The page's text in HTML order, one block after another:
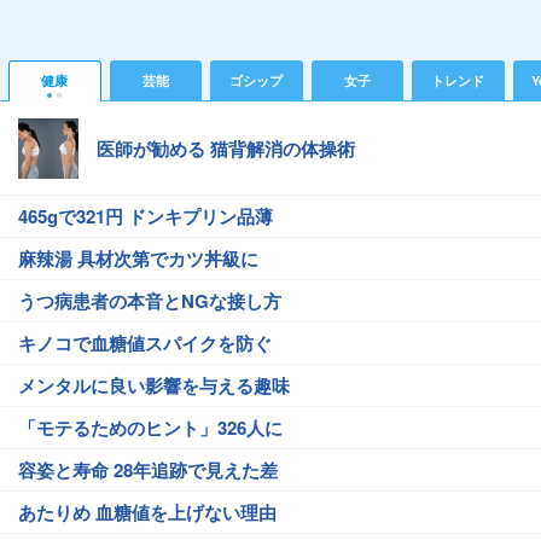
健康 芸能 ゴシップ 女子 トレンド
医師が勧める 猫背解消の体操術
465gで321円 ドンキプリン品薄
麻辣湯 具材次第でカツ丼級に
うつ病患者の本音とNGな接し方
キノコで血糖値スパイクを防ぐ
メンタルに良い影響を与える趣味
「モテるためのヒント」326人に
容姿と寿命 28年追跡で見えた差
あたりめ 血糖値を上げない理由